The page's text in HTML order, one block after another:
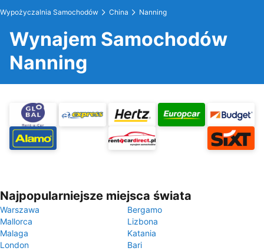
Wypożyczalnia Samochodów China Nanning
Wynajem Samochodów
Nanning
Najpopularniejsze miejsca świata
Warszawa
Bergamo
Mallorca
Lizbona
Malaga
Katania
London
Bari